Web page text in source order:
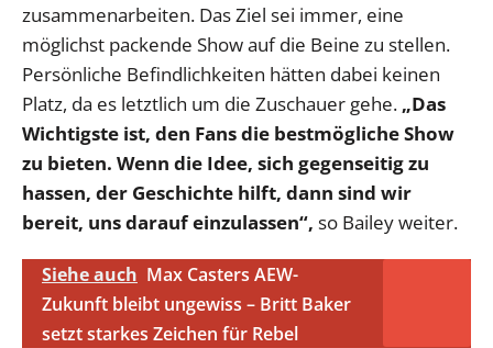
zusammenarbeiten. Das Ziel sei immer, eine
möglichst packende Show auf die Beine zu stellen.
Persönliche Befindlichkeiten hätten dabei keinen
Platz, da es letztlich um die Zuschauer gehe. „Das
Wichtigste ist, den Fans die bestmögliche Show
zu bieten. Wenn die Idee, sich gegenseitig zu
hassen, der Geschichte hilft, dann sind wir
bereit, uns darauf einzulassen“, so Bailey weiter.
Siehe auch Max Casters AEW-
Zukunft bleibt ungewiss – Britt Baker
setzt starkes Zeichen für Rebel